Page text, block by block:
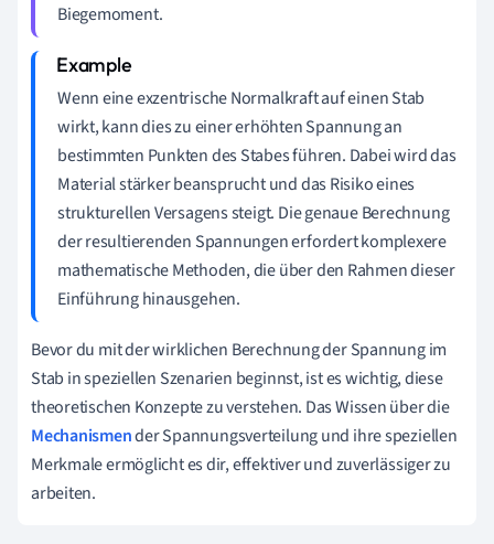
Biegemoment.
Wenn eine exzentrische Normalkraft auf einen Stab
wirkt, kann dies zu einer erhöhten Spannung an
bestimmten Punkten des Stabes führen. Dabei wird das
Material stärker beansprucht und das Risiko eines
strukturellen Versagens steigt. Die genaue Berechnung
der resultierenden Spannungen erfordert komplexere
mathematische Methoden, die über den Rahmen dieser
Einführung hinausgehen.
Bevor du mit der wirklichen Berechnung der Spannung im
Stab in speziellen Szenarien beginnst, ist es wichtig, diese
theoretischen Konzepte zu verstehen. Das Wissen über die
Mechanismender Spannungsverteilung und ihre speziellen
Merkmale ermöglicht es dir, effektiver und zuverlässiger zu
arbeiten.